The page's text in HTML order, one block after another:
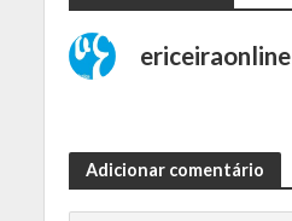
ericeiraonline
Adicionar comentário